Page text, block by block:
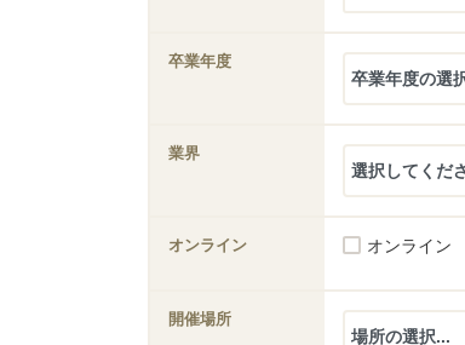
卒業年度
業界
オンライン オンライン
開催場所